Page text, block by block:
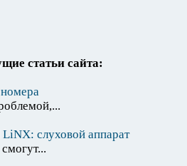
статьи сайта:
номера
слуховой аппарат